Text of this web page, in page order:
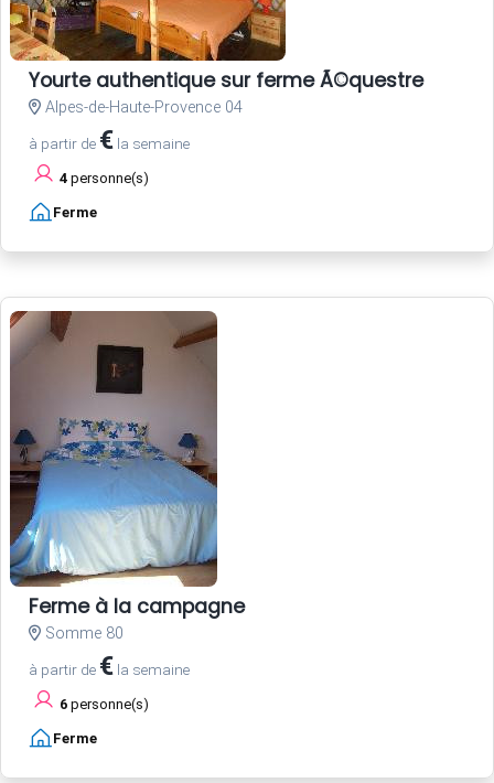
Yourte authentique sur ferme Ã©questre
Alpes-de-Haute-Provence 04
à partir de € la semaine
4 personne(s)
Ferme
Ferme à la campagne
Somme 80
à partir de € la semaine
6 personne(s)
Ferme